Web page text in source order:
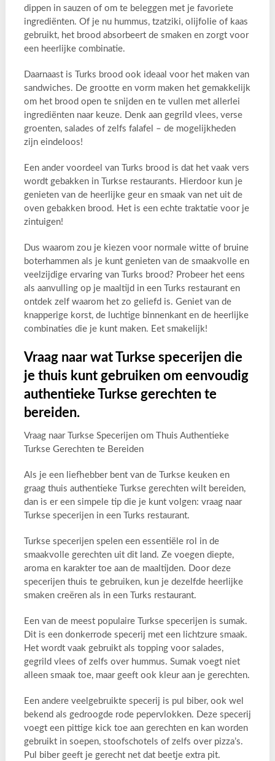
dippen in sauzen of om te beleggen met je favoriete
ingrediënten. Of je nu hummus, tzatziki, olijfolie of kaas
gebruikt, het brood absorbeert de smaken en zorgt voor
een heerlijke combinatie.
Daarnaast is Turks brood ook ideaal voor het maken van
sandwiches. De grootte en vorm maken het gemakkelijk
om het brood open te snijden en te vullen met allerlei
ingrediënten naar keuze. Denk aan gegrild vlees, verse
groenten, salades of zelfs falafel – de mogelijkheden
zijn eindeloos!
Een ander voordeel van Turks brood is dat het vaak vers
wordt gebakken in Turkse restaurants. Hierdoor kun je
genieten van de heerlijke geur en smaak van net uit de
oven gebakken brood. Het is een echte traktatie voor je
zintuigen!
Dus waarom zou je kiezen voor normale witte of bruine
boterhammen als je kunt genieten van de smaakvolle en
veelzijdige ervaring van Turks brood? Probeer het eens
als aanvulling op je maaltijd in een Turks restaurant en
ontdek zelf waarom het zo geliefd is. Geniet van de
knapperige korst, de luchtige binnenkant en de heerlijke
combinaties die je kunt maken. Eet smakelijk!
Vraag naar wat Turkse specerijen die
je thuis kunt gebruiken om eenvoudig
authentieke Turkse gerechten te
bereiden.
Vraag naar Turkse Specerijen om Thuis Authentieke
Turkse Gerechten te Bereiden
Als je een liefhebber bent van de Turkse keuken en
graag thuis authentieke Turkse gerechten wilt bereiden,
dan is er een simpele tip die je kunt volgen: vraag naar
Turkse specerijen in een Turks restaurant.
Turkse specerijen spelen een essentiële rol in de
smaakvolle gerechten uit dit land. Ze voegen diepte,
aroma en karakter toe aan de maaltijden. Door deze
specerijen thuis te gebruiken, kun je dezelfde heerlijke
smaken creëren als in een Turks restaurant.
Een van de meest populaire Turkse specerijen is sumak.
Dit is een donkerrode specerij met een lichtzure smaak.
Het wordt vaak gebruikt als topping voor salades,
gegrild vlees of zelfs over hummus. Sumak voegt niet
alleen smaak toe, maar geeft ook kleur aan je gerechten.
Een andere veelgebruikte specerij is pul biber, ook wel
bekend als gedroogde rode pepervlokken. Deze specerij
voegt een pittige kick toe aan gerechten en kan worden
gebruikt in soepen, stoofschotels of zelfs over pizza’s.
Pul biber geeft je gerecht net dat beetje extra pit.